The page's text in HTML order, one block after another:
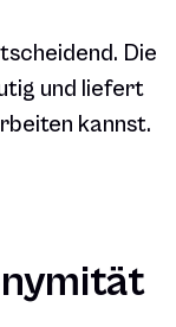
Die
und liefert
kannst.